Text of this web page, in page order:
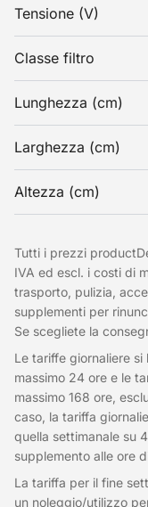
Tensione (V)
Classe filtro
Lunghezza (cm)
Larghezza (cm)
Altezza (cm)
Tutti i prezzi
IVA ed escl. i costi di
trasporto, pulizia,
supplementi per
Se scegliete la
Le tariffe giornaliere
massimo 24 ore e le
massimo 168 ore,
caso, la tariffa
quella settimanale su
supplemento alle ore
La tariffa per il fine
un noleggio/utilizzo